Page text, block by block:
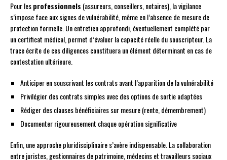
Pour lesprofessionnels (assureurs, conseillers, notaires), la vigilance
s’impose face aux signes de vulnérabilité, même en l’absence de mesure de
protection formelle. Un entretien approfondi, éventuellement complété par
un certificat médical, permet d’évaluer la capacité réelle du souscripteur. La
trace écrite de ces diligences constituera un élément déterminant en cas de
contestation ultérieure.
Anticiper en souscrivant les contrats avant l’apparition de la vulnérabilité
Privilégier des contrats simples avec des options de sortie adaptées
Rédiger des clauses bénéficiaires sur mesure (rente, démembrement)
Documenter rigoureusement chaque opération significative
Enfin, une approche pluridisciplinaire s’avère indispensable. La collaboration
entre juristes, gestionnaires de patrimoine, médecins et travailleurs sociaux